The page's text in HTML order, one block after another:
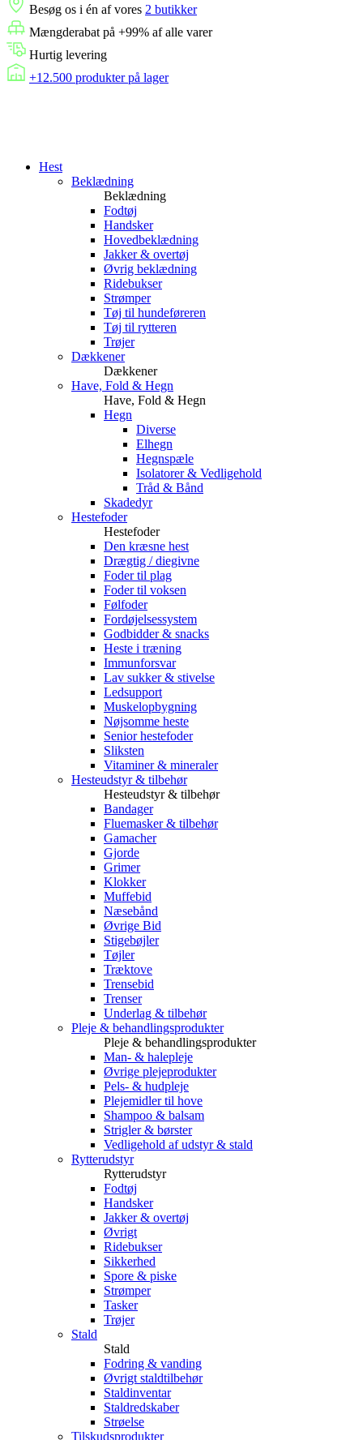
Besøg os i én af vores 2 butikker
Mængderabat på +99% af alle varer
Hurtig levering
+12.500 produkter på lager
Hest
Beklædning
Beklædning
Fodtøj
Handsker
Hovedbeklædning
Jakker & overtøj
Øvrig beklædning
Ridebukser
Strømper
Tøj til hundeføreren
Tøj til rytteren
Trøjer
Dækkener
Dækkener
Have, Fold & Hegn
Have, Fold & Hegn
Hegn
Diverse
Elhegn
Hegnspæle
Isolatorer & Vedligehold
Tråd & Bånd
Skadedyr
Hestefoder
Hestefoder
Den kræsne hest
Drægtig / diegivne
Foder til plag
Foder til voksen
Følfoder
Fordøjelsessystem
Godbidder & snacks
Heste i træning
Immunforsvar
Lav sukker & stivelse
Ledsupport
Muskelopbygning
Nøjsomme heste
Senior hestefoder
Sliksten
Vitaminer & mineraler
Hesteudstyr & tilbehør
Hesteudstyr & tilbehør
Bandager
Fluemasker & tilbehør
Gamacher
Gjorde
Grimer
Klokker
Muffebid
Næsebånd
Øvrige Bid
Stigebøjler
Tøjler
Træktove
Trensebid
Trenser
Underlag & tilbehør
Pleje & behandlingsprodukter
Pleje & behandlingsprodukter
Man- & halepleje
Øvrige plejeprodukter
Pels- & hudpleje
Plejemidler til hove
Shampoo & balsam
Strigler & børster
Vedligehold af udstyr & stald
Rytterudstyr
Rytterudstyr
Fodtøj
Handsker
Jakker & overtøj
Øvrigt
Ridebukser
Sikkerhed
Spore & piske
Strømper
Tasker
Trøjer
Stald
Stald
Fodring & vanding
Øvrigt staldtilbehør
Staldinventar
Staldredskaber
Strøelse
Tilskudsprodukter